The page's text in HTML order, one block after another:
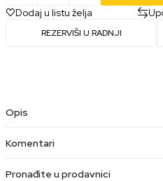
Dodaj u listu želja
REZERVIŠI U RADNJI
Opis
Komentari
Pronađite u prodavnici